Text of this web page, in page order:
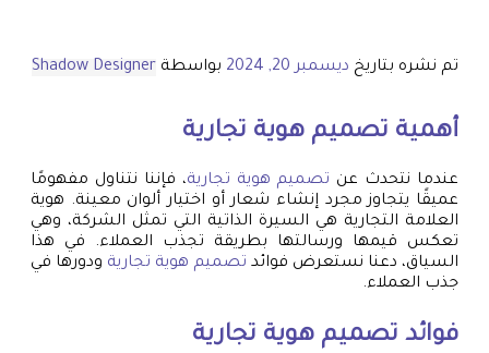
تم نشره بتاريخ ديسمبر 20, 2024 بواسطة Shadow Designer
أهمية تصميم هوية تجارية
عندما نتحدث عن تصميم هوية تجارية، فإننا نتناول مفهومًا
عميقًا يتجاوز مجرد إنشاء شعار أو اختيار ألوان معينة. هوية
العلامة التجارية هي السيرة الذاتية التي تمثل الشركة، وهي
تعكس قيمها ورسالتها بطريقة تجذب العملاء. في هذا
السياق، دعنا نستعرض فوائد تصميم هوية تجارية ودورها في
جذب العملاء.
فوائد تصميم هوية تجارية